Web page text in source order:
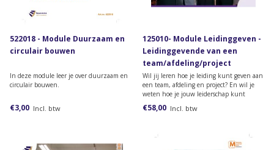
522018 - Module Duurzaam en
circulair bouwen
In deze module leer je over duurzaam en
circulair bouwen.
€3,00 Incl. btw
125010- Module Leidinggeven -
Leidinggevende van een
team/afdeling/project
(papieren versie)
Wil jij leren hoe je leiding kunt geven aan
een team, afdeling en project? En wil je
weten hoe je jouw leiderschap kunt
vormgeven? Bestel dan deze module van
het lesmateriaal van de opleiding
€58,00 Incl. btw